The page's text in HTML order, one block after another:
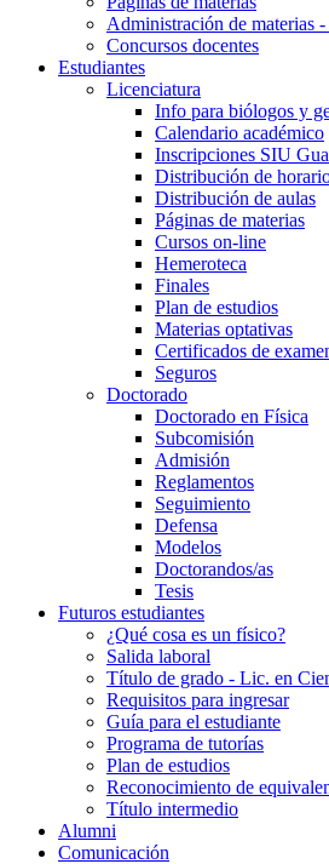
Administración de materias
Concursos docentes
Estudiantes
Licenciatura
Info para biólogos y
Calendario académico
Inscripciones SIU
Distribución de
Distribución de aulas
Páginas de materias
Cursos on-line
Hemeroteca
Finales
Plan de estudios
Materias optativas
Certificados de
Seguros
Doctorado
Doctorado en Física
Subcomisión
Admisión
Reglamentos
Seguimiento
Defensa
Modelos
Doctorandos/as
Tesis
Futuros estudiantes
¿Qué cosa es un físico?
Salida laboral
Título de grado - Lic. en
Requisitos para ingresar
Guía para el estudiante
Programa de tutorías
Plan de estudios
Reconocimiento de
Título intermedio
Alumni
Comunicación